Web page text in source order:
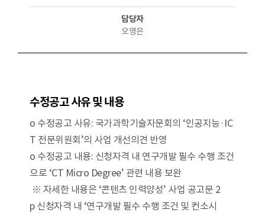
담당자
오영은
수정공고 사유 및 내용
o 수정공고 사유: 국가과학기술자문회의 ‘인공지능·IC
T 전문위원회’의 사업 개선의견 반영
o 수정공고 내용: 신청자격 내 연구개발 필수 수행 조건
으로 ‘CT Micro Degree’ 관련 내용 보완
※ 자세한 내용은 ‘콘텐츠 인력양성’ 사업 공고문 2
p 신청자격 내 ‘연구개발 필수 수행 조건 및 컨소시